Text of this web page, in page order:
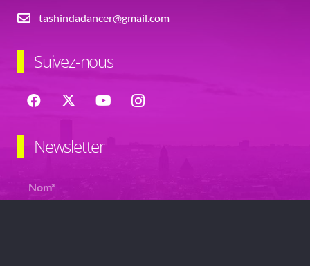
tashindadancer@gmail.com
Suivez-nous
Newsletter